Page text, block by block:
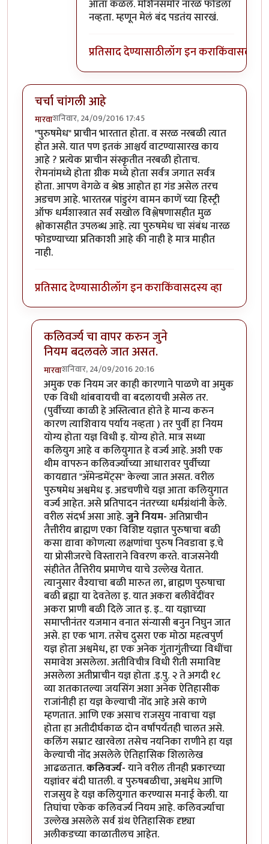
आता कळलं. मशिनसमोर नारळ फोडला
नव्हता. म्हणून मेलं बंद पडतंय सारखं.
प्रतिसाद देण्यासाठीलॉग इन कराकिंवासदस्य
चर्चा चांगली आहे
मारवाशनिवार, 24/09/2016 17:45
"पुरुषमेध" प्राचीन भारतात होता. व सरळ नरबळी त्यात
होत असे. यात पण इतकं आश्चर्य वाटण्यासारख काय
आहे ? प्रत्येक प्राचीन संस्कृतीत नरबळी होताच.
रोमनांमध्ये होता ग्रीक मध्ये होता सर्वत्र जगात सर्वत्र
होता. आपण वेगळे व श्रेष्ठ आहोत हा गंड असेल तरच
अडचण आहे. भारतरत्न पांडुरंग वामन काणें च्या हिस्ट्री
ऑफ धर्मशास्त्रात सर्व सखोल विश्लेषणासहीत मुळ
श्लोकासहीत उपलब्ध आहे. त्या पुरुषमेध चा संबंध नारळ
फोडण्याच्या प्रतिकाशी आहे की नाही हे मात्र माहीत
नाही.
प्रतिसाद देण्यासाठीलॉग इन कराकिंवासदस्य व्हा
कलिवर्ज्य चा वापर करुन जुने
नियम बदलवले जात असत.
मारवाशनिवार, 24/09/2016 20:16
In reply toचर्चा चांगली आहेbyमारवा
अमुक एक नियम जर काही कारणाने पाळणे वा अमुक
एक विधी थांबवायची वा बदलायची असेल तर.
(पुर्वीच्या काळी हे अस्तित्वात होते हे मान्य करुन
कारण त्याशिवाय पर्याय नव्हता ) तर पुर्वी हा नियम
योग्य होता यज्ञ विधी इ. योग्य होते. मात्र सध्या
कलियुग आहे व कलियुगात हे वर्ज्य आहे. अशी एक
थीम वापरुन कलिवर्ज्याच्या आधारावर पुर्वीच्या
कायद्यात "अ‍ॅमेन्डमेंट्स" केल्या जात असत. वरील
पुरुषमेध अश्वमेध इ. अडचणीचे यज्ञ आता कलियुगात
वर्ज्य आहेत. असे प्रतिपादन नंतरच्या धर्मग्रंथांनी केले.
वरील संदर्भ असा आहे.जुने नियम-अतिप्राचीन
तैत्तीरीय ब्राह्मण एका विशिष्ट यज्ञात पुरुषाचा बळी
कसा द्यावा कोणत्या लक्षणांचा पुरुष निवडावा इ.चे
या प्रोसीजरचे विस्ताराने विवरण करते. वाजसनेयी
संहीतेत तैत्तिरीय प्रमाणेच याचे उल्लेख येतात.
त्यानुसार वैश्याचा बळी मारुत ला, ब्राह्मण पुरुषाचा
बळी ब्रह्मा या देवतेला इ. यात अकरा बलीवेंदींवर
अकरा प्राणी बळी दिले जात इ. इ.. या यज्ञाच्या
समाप्तीनंतर यजमान वनात संन्यासी बनुन निघुन जात
असे. हा एक भाग. तसेच दुसरा एक मोठा महत्वपुर्ण
यज्ञ होता अश्वमेध, हा एक अनेक गुंतागुंतीच्या विधींचा
समावेश असलेला. अतीविचीत्र विधी रीती समाविष्ट
असलेला अतीप्राचीन यज्ञ होता .इ.पु. २ ते अगदी १८
व्या शतकातल्या जयसिंग अशा अनेक ऐतिहासीक
राजांनीही हा यज्ञ केल्याची नोंद आहे असे काणे
म्हणतात. आणि एक असाच राजसुय नावाचा यज्ञ
होता हा अतीदीर्घकाळ दोन वर्षांपर्यंतही चालत असे.
कलिंग सम्राट खारवेला तसेच नयनिका राणीने हा यज्ञ
केल्याची नोंद असलेले ऐतिहासिक शिलालेख
आढळतात.कलिवर्ज्य-याने वरील तीनही प्रकारच्या
यज्ञांवर बंदी घातली. व पुरुषबळीचा, अश्वमेध आणि
राजसुय हे यज्ञ कलियुगात करण्यास मनाई केली. या
तिघांचा एकेक कलिवर्ज्य नियम आहे. कलिवर्ज्याचा
उल्लेख असलेले सर्व ग्रंथ ऐतिहासिक दृष्ट्या
अलीकडच्या काळातीलच आहेत.